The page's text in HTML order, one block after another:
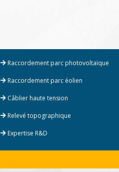
Raccordement parc photovoltaïque
Raccordement parc éolien
Câblier haute tension
Relevé topographique
Expertise R&D